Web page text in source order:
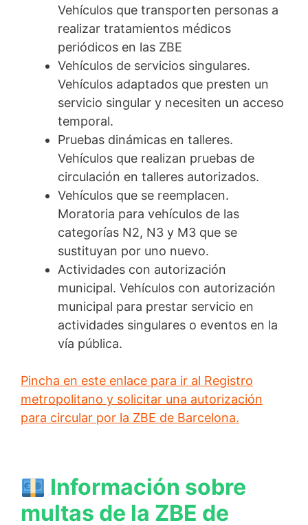
Vehículos que transporten personas a
realizar tratamientos médicos
periódicos en las ZBE
Vehículos de servicios singulares.
Vehículos adaptados que presten un
servicio singular y necesiten un acceso
temporal.
Pruebas dinámicas en talleres.
Vehículos que realizan pruebas de
circulación en talleres autorizados.
Vehículos que se reemplacen.
Moratoria para vehículos de las
categorías N2, N3 y M3 que se
sustituyan por uno nuevo.
Actividades con autorización
municipal. Vehículos con autorización
municipal para prestar servicio en
actividades singulares o eventos en la
vía pública.
Pincha en este enlace para ir al Registro
metropolitano y solicitar una autorización
para circular por la ZBE de Barcelona.
Información sobre
multas de la ZBE de